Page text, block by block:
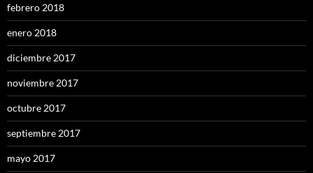
febrero 2018
enero 2018
diciembre 2017
noviembre 2017
octubre 2017
septiembre 2017
mayo 2017